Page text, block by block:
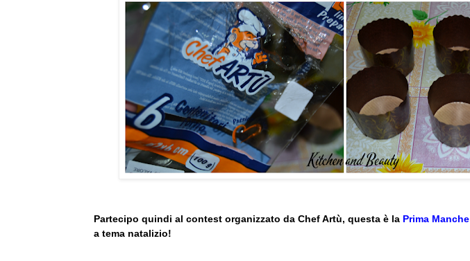
Partecipo quindi al contest organizzato da Chef Artù, questa è la Prima Manche
a tema natalizio!